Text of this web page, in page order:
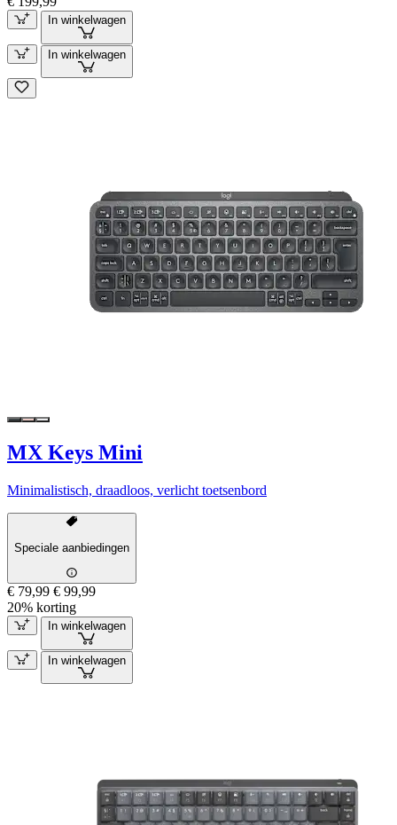
In winkelwagen
In winkelwagen
MX Keys Mini
Minimalistisch, draadloos, verlicht toetsenbord
Speciale aanbiedingen
€ 79,99 € 99,99
20% korting
In winkelwagen
In winkelwagen